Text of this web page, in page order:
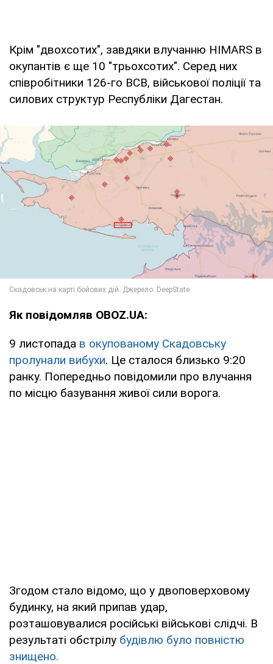
Крім "двохсотих", завдяки влучанню HIMARS в
окупантів є ще 10 "трьохсотих". Серед них
співробітники 126-го ВСВ, військової поліції та
силових структур Республіки Дагестан.
Як повідомляв OBOZ.UA:
9 листопада в окупованому Скадовську
пролунали вибухи. Це сталося близько 9:20
ранку. Попередньо повідомили про влучання
по місцю базування живої сили ворога.
Згодом стало відомо, що у двоповерховому
будинку, на який припав удар,
розташовувалися російські військові слідчі. В
результаті обстрілу будівлю було повністю
знищено.